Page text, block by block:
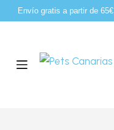
Envío gratis a partir de 65€